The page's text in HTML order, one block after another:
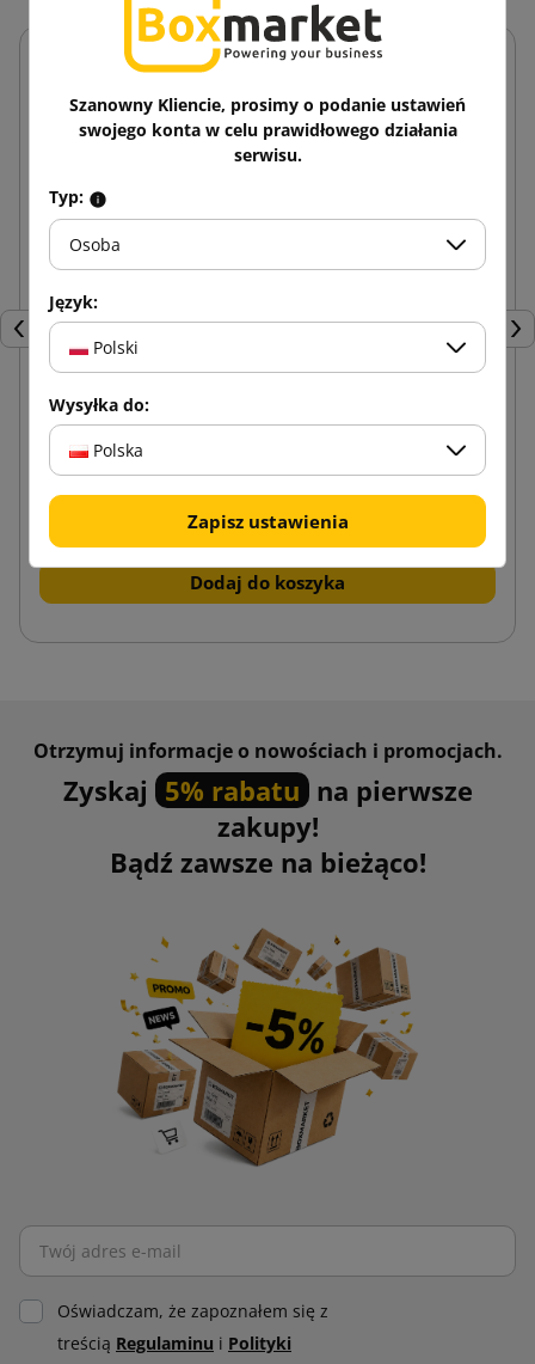
Poprzedni
Biała przekładka z pianki PE 1200x800x0.8
0,46 zł
Dodaj do koszyka
Otrzymuj informacje o nowościach i promocjach.
Zyskaj 5% rabatu na pierwsze
zakupy!
Bądź zawsze na bieżąco!
Oświadczam, że zapoznałem się z
treścią Regulaminu i Polityki
Szanowny Kliencie, prosimy o podanie ustawień
swojego konta w celu prawidłowego działania
serwisu.
Typ:
Osoba
Język:
Polski
Wysyłka do:
Polska
Zapisz ustawienia